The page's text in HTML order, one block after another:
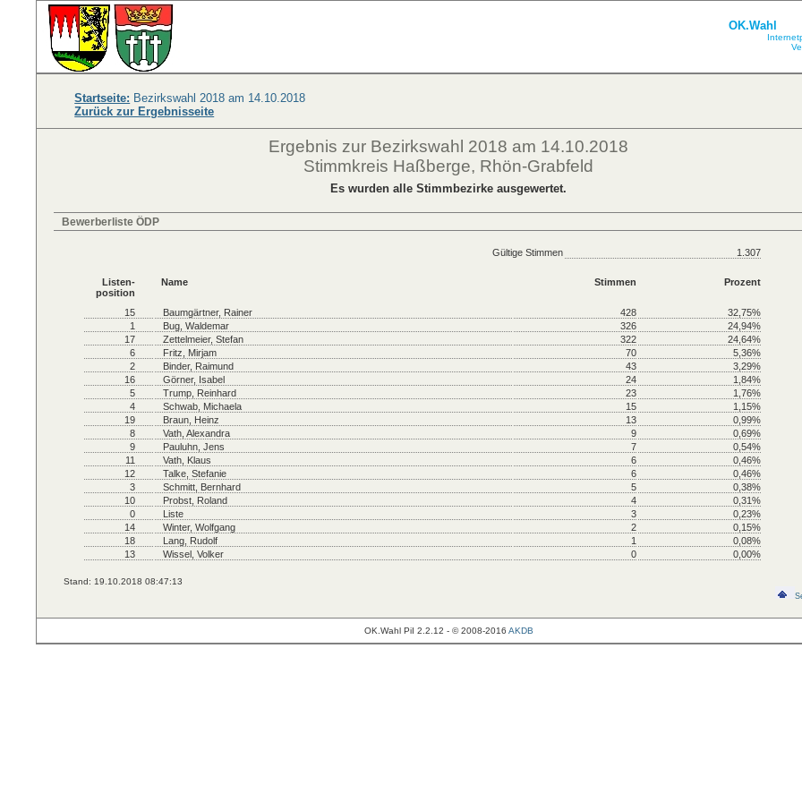
OK.Wahl
Startseite: Bezirkswahl 2018 am 14.10.2018
Zurück zur Ergebnisseite
Ergebnis zur Bezirkswahl 2018 am 14.10.2018
Stimmkreis Haßberge, Rhön-Grabfeld
Es wurden alle Stimmbezirke ausgewertet.
Bewerberliste ÖDP
Gültige Stimmen 1.307
Listen-
position
Name Stimmen Prozent
15 Baumgärtner, Rainer 428
32,75%
1
Bug, Waldemar 326
24,94%
17
Zettelmeier, Stefan 322
24,64%
6
Fritz, Mirjam 70
5,36%
2
Binder, Raimund 43
3,29%
16
Görner, Isabel 24
1,84%
5
Trump, Reinhard 23
1,76%
4
Schwab, Michaela 15
1,15%
19
Braun, Heinz 13
0,99%
8
Vath, Alexandra 9
0,69%
9
Pauluhn, Jens 7
0,54%
11
Vath, Klaus 6
0,46%
12
Talke, Stefanie 6
0,46%
3
Schmitt, Bernhard 5
0,38%
10
Probst, Roland 4
0,31%
0
Liste 3
0,23%
14
Winter, Wolfgang 2
0,15%
18
Lang, Rudolf 1
0,08%
13
Wissel, Volker 0 0,00%
Stand: 19.10.2018 08:47:13
OK.Wahl PiI 2.2.12 - © 2008-2016 AKDB